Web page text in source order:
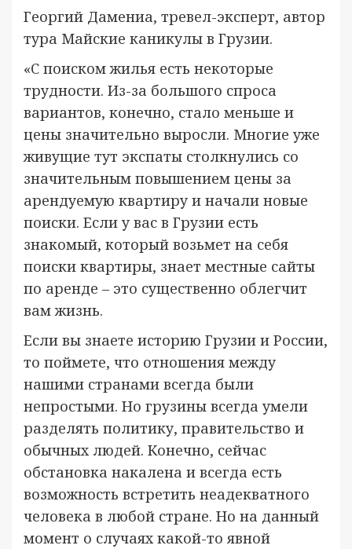
Георгий Дамениа, тревел-эксперт, автор
тура Майские каникулы в Грузии.
«С поиском жилья есть некоторые
трудности. Из-за большого спроса
вариантов, конечно, стало меньше и
цены значительно выросли. Многие уже
живущие тут экспаты столкнулись со
значительным повышением цены за
арендуемую квартиру и начали новые
поиски. Если у вас в Грузии есть
знакомый, который возьмет на себя
поиски квартиры, знает местные сайты
по аренде – это существенно облегчит
вам жизнь.
Если вы знаете историю Грузии и России,
то поймете, что отношения между
нашими странами всегда были
непростыми. Но грузины всегда умели
разделять политику, правительство и
обычных людей. Конечно, сейчас
обстановка накалена и всегда есть
возможность встретить неадекватного
человека в любой стране. Но на данный
момент о случаях какой-то явной